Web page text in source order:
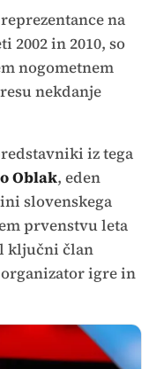
na
2002 in 2010, so
nogometnem
nekdanje
iz tega
Oblak, eden
slovenskega
prvenstvu leta
ključni član
igre in